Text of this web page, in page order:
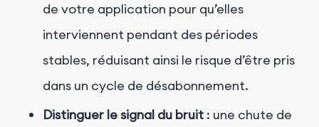
de votre application pour qu’elles
interviennent pendant des périodes
stables, réduisant ainsi le risque d’être pris
dans un cycle de désabonnement.
Distinguer le signal du bruit : une chute de